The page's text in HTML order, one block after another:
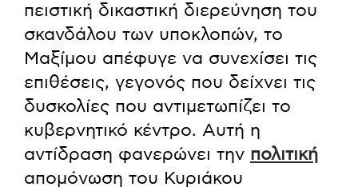
πειστική δικαστική διερεύνηση του
σκανδάλου των υποκλοπών, το
Μαξίμου απέφυγε να συνεχίσει τις
επιθέσεις, γεγονός που δείχνει τις
δυσκολίες που αντιμετωπίζει το
κυβερνητικό κέντρο. Αυτή η
αντίδραση φανερώνει την πολιτική
απομόνωση του Κυριάκου